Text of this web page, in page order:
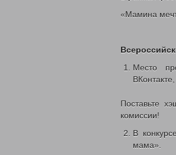
Адресная
Выдача
Субсидии
Проезд
Денежные
«Мамина
Место
Поставьте
комиссии!
В
мама».